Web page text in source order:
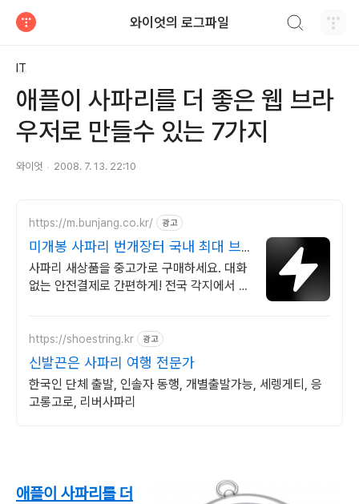
와이엇의 로그파일
IT
애플이 사파리를 더 좋은 웹 브라
우저로 만들수 있는 7가지
와이엇 2008. 7. 13. 22:10
https://m.bunjang.co.kr/ 광고
미개봉 사파리 번개장터 국내 최대 브
랜드 중고거래
사파리 새상품을 중고가로 구매하세요. 대화
없는 안전결제로 간편하게! 전국 각지에서 올
https://shoestring.kr 광고
신발끈은 사파리 여행 전문가
한국인 단체 출발, 인솔자 동행, 개별출발가능, 세렝게티, 응
고롱고로, 리버사파리
애플이 사파리를 더